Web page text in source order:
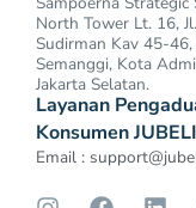
North Tower Lt. 16,
Sudirman Kav 45-
Semanggi, Kota
Jakarta Selatan.
Layanan
Konsumen
Email :